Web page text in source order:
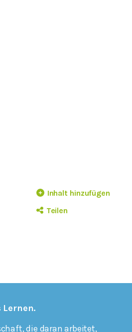
Inhalt hinzufügen
Teilen
die daran arbeitet,